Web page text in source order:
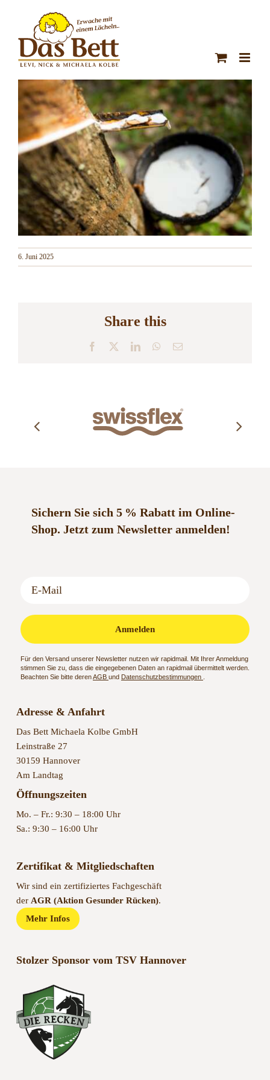
6. Juni 2025
Share this
Facebook LinkedInWhatsApp
E-
Sichern Sie sich 5 % Rabatt im Online-
Shop. Jetzt zum Newsletter anmelden!
Anmelden
Für den Versand unserer Newsletter nutzen wir rapidmail. Mit Ihrer Anmeldung
stimmen Sie zu, dass die eingegebenen Daten an rapidmail übermittelt werden.
Beachten Sie bitte derenAGB und Datenschutzbestimmungen
Adresse & Anfahrt
Das Bett Michaela Kolbe GmbH
Leinstraße 27
30159 Hannover
Am Landtag
Öffnungszeiten
Mo. – Fr.: 9:30 – 18:00 Uhr
Sa.: 9:30 – 16:00 Uhr
Zertifikat & Mitgliedschaften
Wir sind ein zertifiziertes Fachgeschäft
der AGR (Aktion Gesunder Rücken).
Mehr Infos
Stolzer Sponsor vom TSV Hannover